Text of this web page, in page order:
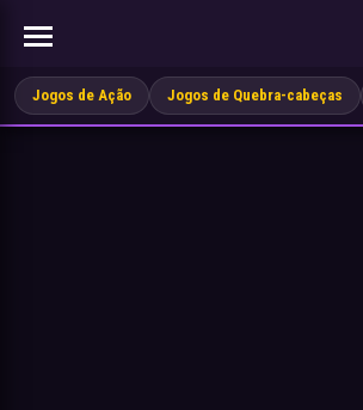
Jogos de Ação Jogos de Quebra-cabeças